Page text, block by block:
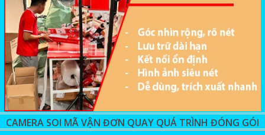
CAMERA SOI MÃ VẬN ĐƠN QUAY QUÁ TRÌNH ĐÓNG GÓI